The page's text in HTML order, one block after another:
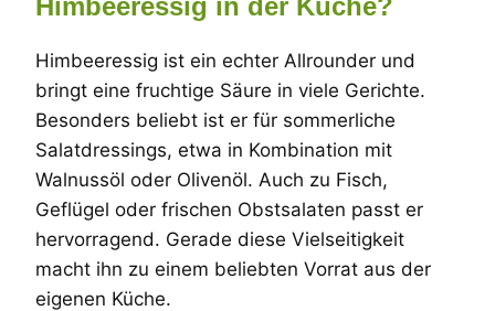
Himbeeressig in der Küche?
Himbeeressig ist ein echter Allrounder und
bringt eine fruchtige Säure in viele Gerichte.
Besonders beliebt ist er für sommerliche
Salatdressings, etwa in Kombination mit
Walnussöl oder Olivenöl. Auch zu Fisch,
Geflügel oder frischen Obstsalaten passt er
hervorragend. Gerade diese Vielseitigkeit
macht ihn zu einem beliebten Vorrat aus der
eigenen Küche.